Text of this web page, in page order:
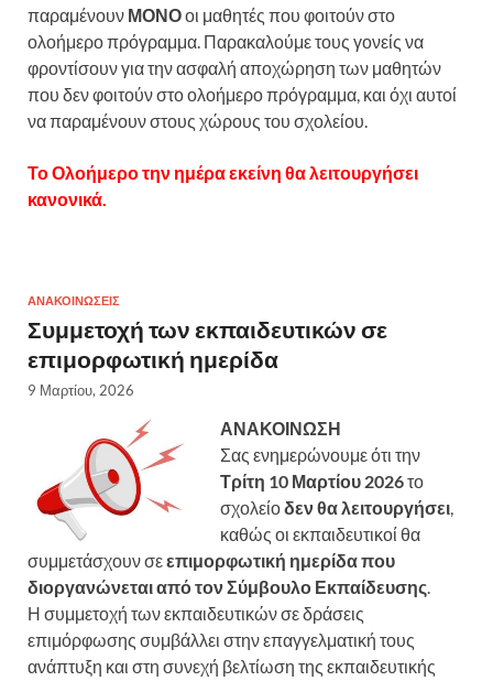
παραμένουν ΜΟΝΟοι μαθητές που φοιτούν στο
ολοήμερο πρόγραμμα. Παρακαλούμε τους γονείς να
φροντίσουν για την ασφαλή αποχώρηση των μαθητών
που δεν φοιτούν στο ολοήμερο πρόγραμμα, και όχι αυτοί
να παραμένουν στους χώρους του σχολείου.
Το Ολοήμερο την ημέρα εκείνη θα λειτουργήσει
κανονικά.
ΑΝΑΚΟΙΝΏΣΕΙΣ
Συμμετοχή των εκπαιδευτικών σε
επιμορφωτική ημερίδα
9 Μαρτίου, 2026
ΑΝΑΚΟΙΝΩΣΗ
Σας ενημερώνουμε ότι την
Τρίτη 10 Μαρτίου 2026το
σχολείοδεν θα λειτουργήσει,
καθώς οι εκπαιδευτικοί θα
συμμετάσχουν σεεπιμορφωτική ημερίδα που
διοργανώνεται από τον Σύμβουλο Εκπαίδευσης.
Η συμμετοχή των εκπαιδευτικών σε δράσεις
επιμόρφωσης συμβάλλει στην επαγγελματική τους
ανάπτυξη και στη συνεχή βελτίωση της εκπαιδευτικής